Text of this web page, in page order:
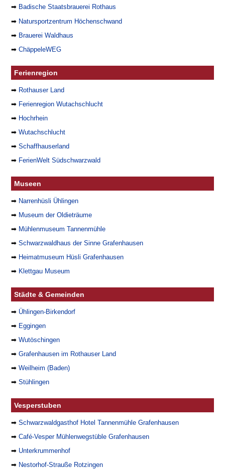
➡ Badische Staatsbrauerei Rothaus
➡ Natursportzentrum Höchenschwand
➡ Brauerei Waldhaus
➡ChäppeleWEG
Ferienregion
➡ Rothauser Land
➡ Ferienregion Wutachschlucht
➡ Hochrhein
➡Wutachschlucht
➡Schaffhauserland
➡ FerienWelt Südschwarzwald
Museen
➡ Narrenhüsli Ühlingen
➡ Museum der Oldieträume
➡ Mühlenmuseum Tannenmühle
➡Schwarzwaldhaus der Sinne Grafenhausen
➡ Heimatmuseum Hüsli Grafenhausen
➡ Klettgau Museum
Städte & Gemeinden
➡ Ühlingen-Birkendorf
➡ Eggingen
➡Wutöschingen
➡Grafenhausen im Rothauser Land
➡Weilheim (Baden)
➡Stühlingen
Vesperstuben
➡Schwarzwaldgasthof Hotel Tannenmühle Grafenhausen
➡Café-Vesper Mühlenwegstüble Grafenhausen
➡ Unterkrummenhof
➡ Nestorhof-Strauße Rotzingen